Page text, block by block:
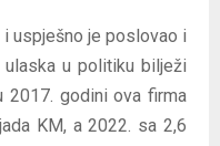
i uspješno je poslovao i
u politiku bilježi
godini ova firma
KM, a 2022. sa 2,6